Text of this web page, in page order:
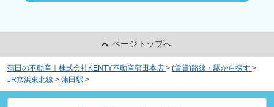
ページトップへ
蒲田の不動産｜株式会社KENTY不動産蒲田本店 > (賃貸)路線・駅から探す >
JR京浜東北線 > 蒲田駅 >